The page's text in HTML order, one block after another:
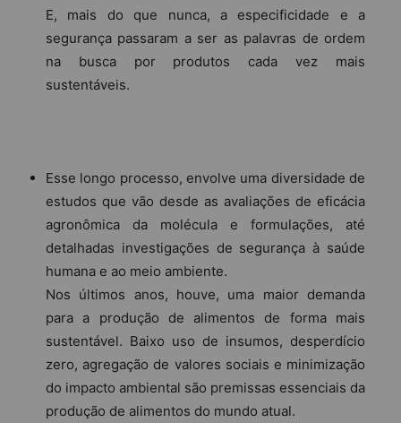
E, mais do que nunca, a especificidade e a
segurança passaram a ser as palavras de ordem
na busca por produtos cada vez mais
sustentáveis.
Esse longo processo, envolve uma diversidade de
estudos que vão desde as avaliações de eficácia
agronômica da molécula e formulações, até
detalhadas investigações de segurança à saúde
humana e ao meio ambiente.
Nos últimos anos, houve, uma maior demanda
para a produção de alimentos de forma mais
sustentável. Baixo uso de insumos, desperdício
zero, agregação de valores sociais e minimização
do impacto ambiental são premissas essenciais da
produção de alimentos do mundo atual.